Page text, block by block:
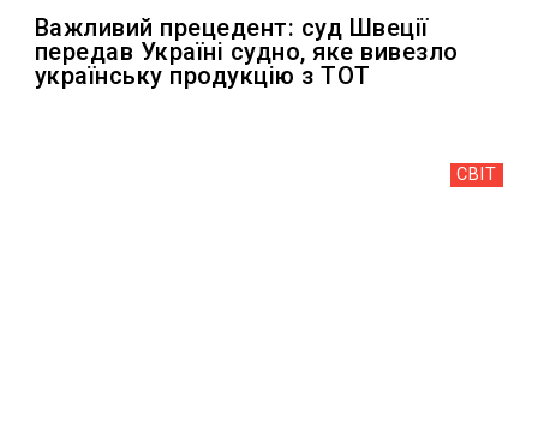
Важливий прецедент: суд Швеції
передав Україні судно, яке вивезло
українську продукцію з ТОТ
СВІТ